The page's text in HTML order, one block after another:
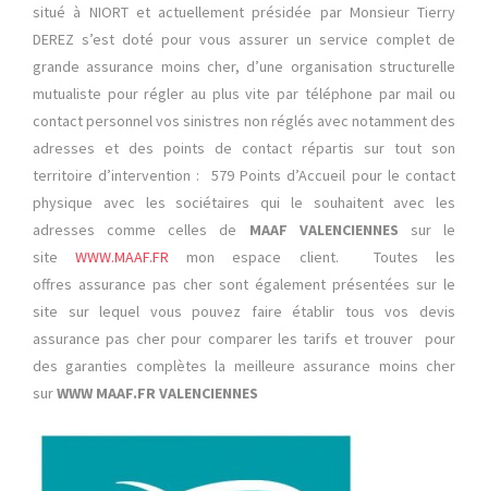
situé à NIORT et actuellement présidée par Monsieur Tierry
DEREZ s’est doté pour vous assurer un service complet de
grande assurance moins cher, d’une organisation structurelle
mutualiste pour régler au plus vite par téléphone par mail ou
contact personnel vos sinistres non réglés avec notamment des
adresses et des points de contact répartis sur tout son
territoire d’intervention : 579 Points d’Accueil pour le contact
physique avec les sociétaires qui le souhaitent avec les
adresses comme celles de MAAF VALENCIENNES sur le
siteWWW.MAAF.FR mon espace client. Toutes les
offres assurance pas cher sont également présentées sur le
site sur lequel vous pouvez faire établir tous vos devis
assurance pas cher pour comparer les tarifs et trouver pour
des garanties complètes la meilleure assurance moins cher
surWWW MAAF.FR VALENCIENNES